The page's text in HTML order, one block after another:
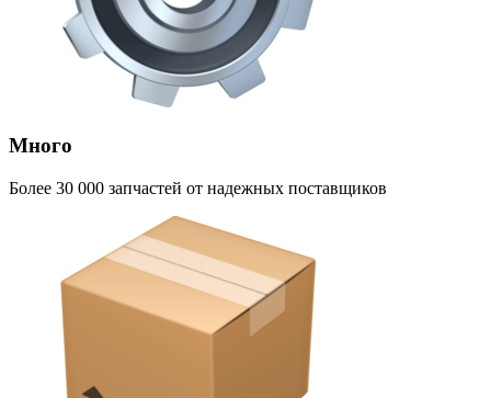
Много
Более 30 000 запчастей от надежных поставщиков